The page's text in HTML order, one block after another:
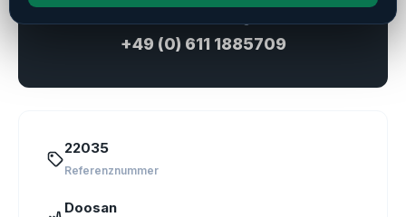
+49 (0) 611 1885709
22035
Referenznummer
Doosan